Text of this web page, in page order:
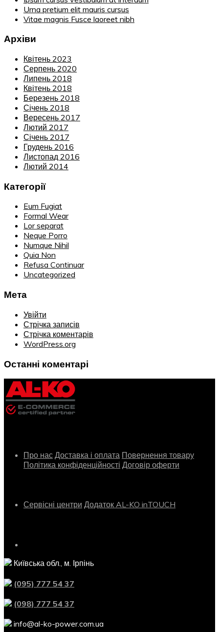
Urna pretium elit mauris cursus
Vitae magnis Fusce laoreet nibh
Архіви
Квітень 2023
Серпень 2020
Липень 2018
Квітень 2018
Березень 2018
Січень 2018
Вересень 2017
Лютий 2017
Січень 2017
Грудень 2016
Листопад 2016
Лютий 2014
Категорії
Eum Fugiat
Formal Wear
Lor separat
Neque Porro
Numque Nihil
Quia Non
Refusa Continuar
Uncategorized
Мета
Увійти
Стрічка записів
Стрічка коментарів
WordPress.org
Останні коментарі
Про нас Доставка і оплата Повернення товару
Політика конфіденційності Договір оферти
Сервісні центри Додаток AL-KO inTOUCH
Київська обл., м. Ірпінь
(095) 777 54 37
(098) 777 54 37
info@al-ko-power.com.ua